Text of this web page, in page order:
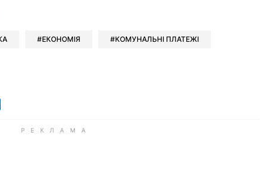
Xу Viber
у Whatsapp
у Messenger
у LinkedIn
ЕКОНОМІЯ КОМУНАЛЬНІ ПЛАТЕЖІ
X у Google news
у Viber
Читайте у LinkedIn